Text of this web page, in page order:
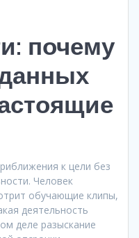
почему
к цели без
Человек
обучающие клипы,
деятельность
деле разыскание